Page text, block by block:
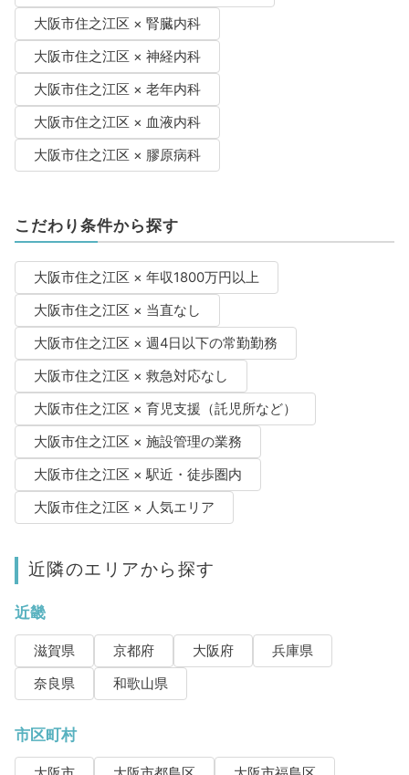
大阪市住之江区 × 腎臓内科
大阪市住之江区 × 神経内科
大阪市住之江区 × 老年内科
大阪市住之江区 × 血液内科
大阪市住之江区 × 膠原病科
こだわり条件から探す
大阪市住之江区 × 年収1800万円以上
大阪市住之江区 × 当直なし
大阪市住之江区 × 週4日以下の常勤勤務
大阪市住之江区 × 救急対応なし
大阪市住之江区 × 育児支援（託児所など）
大阪市住之江区 × 施設管理の業務
大阪市住之江区 × 駅近・徒歩圏内
大阪市住之江区 × 人気エリア
近隣のエリアから探す
近畿
滋賀県 京都府 大阪府
兵庫県
奈良県
和歌山県
市区町村